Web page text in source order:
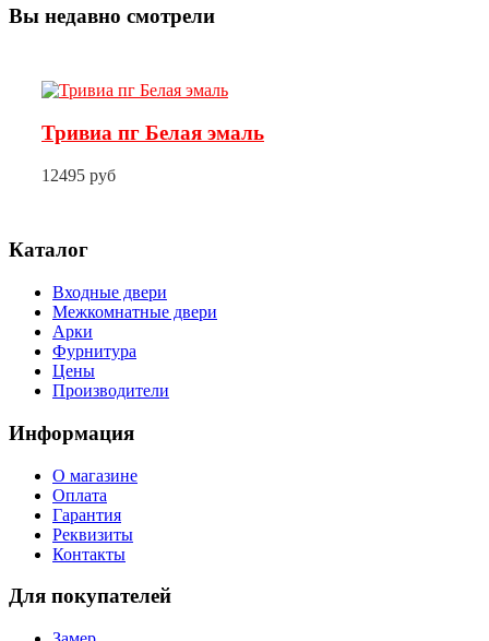
Вы недавно смотрели
Тривиа пг Белая эмаль
12495 руб
Каталог
Входные двери
Межкомнатные двери
Арки
Фурнитура
Цены
Производители
Информация
О магазине
Оплата
Гарантия
Реквизиты
Контакты
Для покупателей